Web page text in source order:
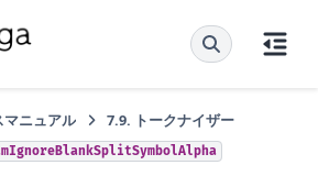
マニュアル 7.9. トークナイザー